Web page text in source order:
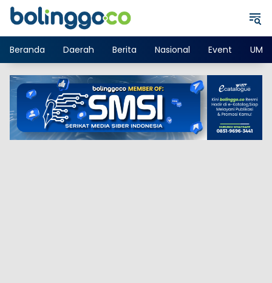
Langsung
Beranda
Daerah Berita Nasional Event